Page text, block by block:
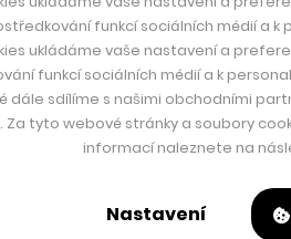
z toho i český
kdy dříve. Podnikatelům nestačí
Třeba umělá inteligence a
milionů korun. Jaké to je si o ně
funkcí sociálních médií a k
ukládáme vaše nastavení a
funkcí sociálních médií a k
dále sdílíme s našimi obchodními
Za tyto webové stránky a soubory
informací naleznete na
Nastavení